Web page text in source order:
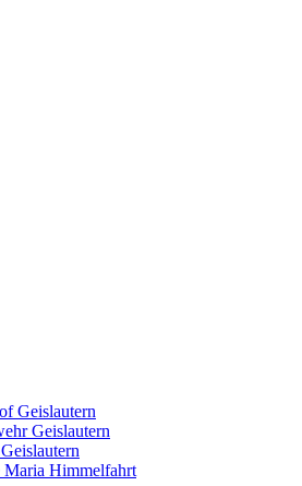
Geislautern
Geislautern
Himmelfahrt